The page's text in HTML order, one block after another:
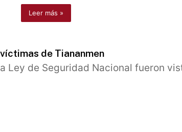
Leer más »
de Tiananmen
Ley de Seguridad Nacional fueron